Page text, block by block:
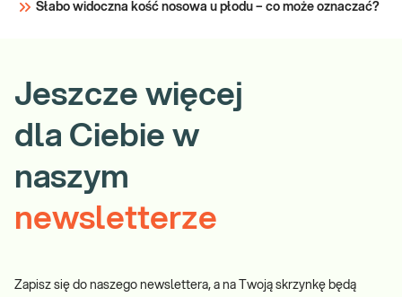
Słabo widoczna kość nosowa u płodu – co może oznaczać?
Jeszcze więcej
dla Ciebie w
naszym
newsletterze
Zapisz się do naszego newslettera, a na Twoją skrzynkę będą